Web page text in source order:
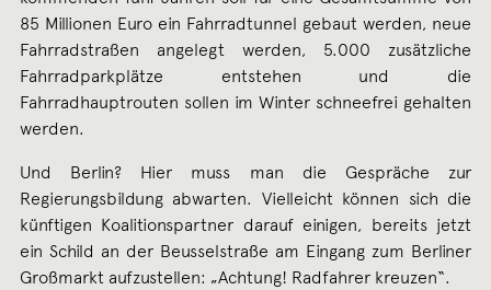
85 Millionen Euro ein Fahrradtunnel gebaut werden, neue
Fahrradstraßen angelegt werden, 5.000 zusätzliche
Fahrradparkplätze entstehen und die
Fahrradhauptrouten sollen im Winter schneefrei gehalten
werden.
Und Berlin? Hier muss man die Gespräche zur
Regierungsbildung abwarten. Vielleicht können sich die
künftigen Koalitionspartner darauf einigen, bereits jetzt
ein Schild an der Beusselstraße am Eingang zum Berliner
Großmarkt aufzustellen: „Achtung! Radfahrer kreuzen“.